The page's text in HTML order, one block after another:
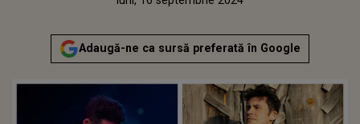
Adaugă-ne ca sursă preferată în Google